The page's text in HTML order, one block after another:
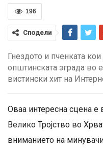
196
Сподели
Гнездото и пченката
општинската зграда во
вистински хит на
Оваа интересна сцена е
Велико Тројство во
вниманието на